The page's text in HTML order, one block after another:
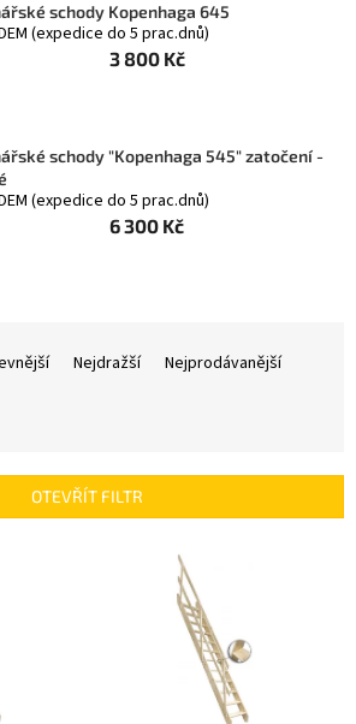
schody Kopenhaga 645
(expedice do 5 prac.dnů)
3 800 Kč
schody "Kopenhaga 545" zatočení -
(expedice do 5 prac.dnů)
6 300 Kč
Nejdražší
Nejprodávanější
OTEVŘÍT FILTR